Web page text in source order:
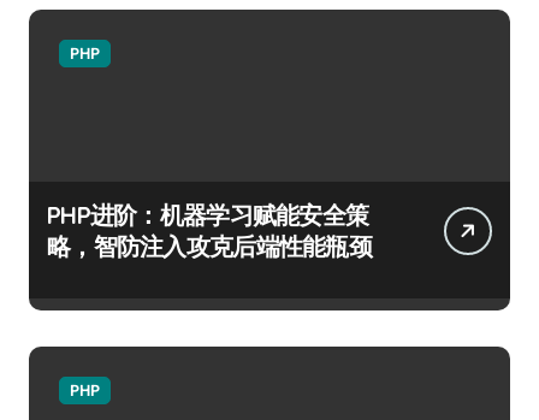
PHP
PHP进阶：机器学习赋能安全策
略，智防注入攻克后端性能瓶颈
PHP